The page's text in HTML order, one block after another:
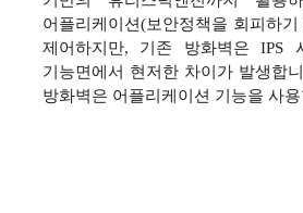
어플리케이션(보안정책을 회피하
제어하지만, 기존 방화벽은 IPS
기능면에서 현저한 차이가 발생합
방화벽은 어플리케이션 기능을 사